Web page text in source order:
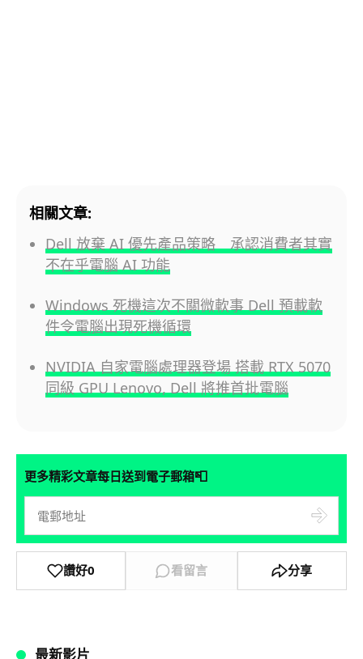
相關文章:
Dell 放棄 AI 優先產品策略 承認消費者其實
不在乎電腦 AI 功能
Windows 死機這次不關微軟事 Dell 預載軟
件令電腦出現死機循環
NVIDIA 自家電腦處理器登場 搭載 RTX 5070
同級 GPU Lenovo, Dell 將推首批電腦
更多精彩文章每日送到電子郵箱📮
讚好0 看留言 分享
最新影片